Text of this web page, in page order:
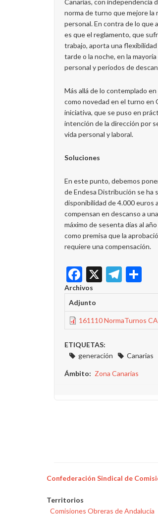
Canarias, con independencia
norma de turno que mejore la
personal. En contra de lo que
es que el reglamento, que
trabajo, aporta una flexibilidad
tarde o la noche, en la
personal y periodos de
Más allá de lo contemplado
como novedad en el turno en
iniciativa, que se puso en
intención de la dirección por
vida personal y laboral.
Soluciones
En este punto, debemos
de Endesa Distribución se ha
disponibilidad de 4.000 euros
compensan en descanso a
máximo de sesenta días al
como premisa que la
requiere una compensación.
Facebook
X
Archivos
Adjunto
161110 NormaTurnos
ETIQUETAS:
generación
Canarias
Ámbito Zona Canarias
Confederación Sindical de
Territorios
Comisiones Obreras de Andalucía